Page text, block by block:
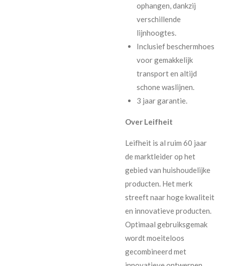
ophangen, dankzij
verschillende
lijnhoogtes.
Inclusief beschermhoes
voor gemakkelijk
transport en altijd
schone waslijnen.
3 jaar garantie.
Over Leifheit
Leifheit is al ruim 60 jaar
de marktleider op het
gebied van huishoudelijke
producten. Het merk
streeft naar hoge kwaliteit
en innovatieve producten.
Optimaal gebruiksgemak
wordt moeiteloos
gecombineerd met